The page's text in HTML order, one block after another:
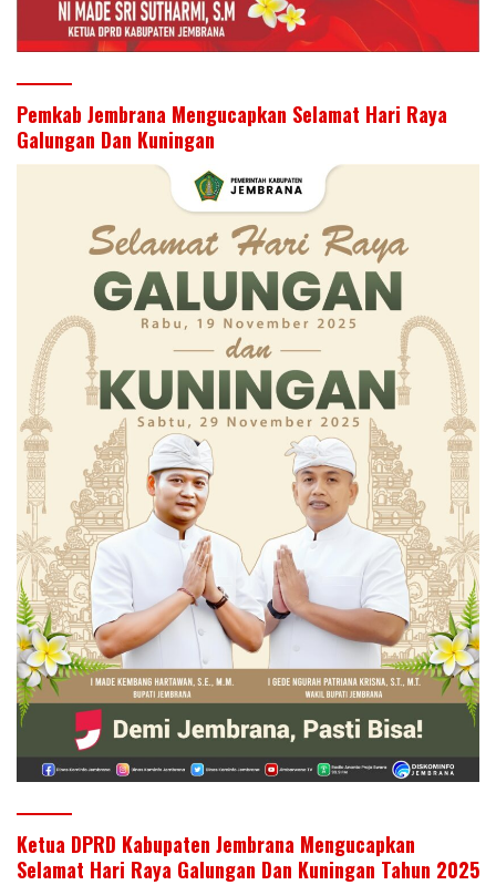
Pemkab Jembrana Mengucapkan Selamat Hari Raya
Galungan Dan Kuningan
Ketua DPRD Kabupaten Jembrana Mengucapkan
Selamat Hari Raya Galungan Dan Kuningan Tahun 2025